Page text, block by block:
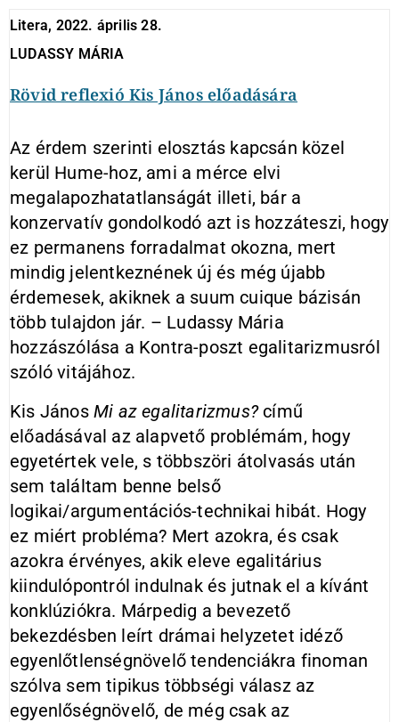
Litera, 2022. április 28.
LUDASSY MÁRIA
Rövid reflexió Kis János előadására
Az érdem szerinti elosztás kapcsán közel
kerül Hume-hoz, ami a mérce elvi
megalapozhatatlanságát illeti, bár a
konzervatív gondolkodó azt is hozzáteszi, hogy
ez permanens forradalmat okozna, mert
mindig jelentkeznének új és még újabb
érdemesek, akiknek a suum cuique bázisán
több tulajdon jár. – Ludassy Mária
hozzászólása a Kontra-poszt egalitarizmusról
szóló vitájához.
Kis János Mi az egalitarizmus?című
előadásával az alapvető problémám, hogy
egyetértek vele, s többszöri átolvasás után
sem találtam benne belső
logikai/argumentációs-technikai hibát. Hogy
ez miért probléma? Mert azokra, és csak
azokra érvényes, akik eleve egalitárius
kiindulópontról indulnak és jutnak el a kívánt
konklúziókra. Márpedig a bevezető
bekezdésben leírt drámai helyzetet idéző
egyenlőtlenségnövelő tendenciákra finoman
szólva sem tipikus többségi válasz az
egyenlőségnövelő, de még csak az